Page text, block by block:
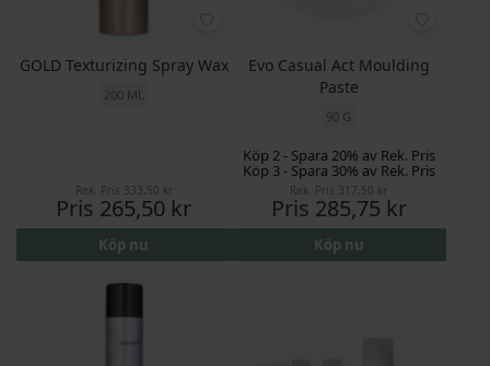
GOLD Texturizing Spray Wax
200 ML
Rek. Pris 333,50 kr
Pris 265,50 kr
Köp nu
Evo Casual Act Moulding
Paste
90 G
Köp 2 - Spara 20% av Rek. Pris
Köp 3 - Spara 30% av Rek. Pris
Rek. Pris 317,50 kr
Pris 285,75 kr
Köp nu